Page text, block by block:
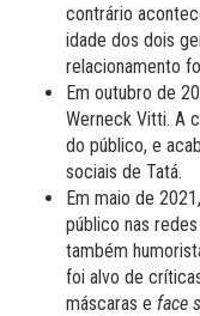
contrário
idade dos dois
relacionamento
Em outubro de
Werneck Vitti. A
do público, e
sociais de Tatá.
Em maio de
público nas
também
foi alvo de
máscaras e face